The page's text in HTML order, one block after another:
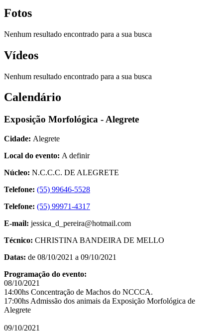
Fotos
Nenhum resultado encontrado para a sua busca
Vídeos
Nenhum resultado encontrado para a sua busca
Calendário
Exposição Morfológica - Alegrete
Cidade: Alegrete
Local do evento: A definir
Núcleo: N.C.C.C. DE ALEGRETE
Telefone: (55) 99646-5528
Telefone: (55) 99971-4317
E-mail: jessica_d_pereira@hotmail.com
Técnico: CHRISTINA BANDEIRA DE MELLO
Datas: de 08/10/2021 a 09/10/2021
Programação do evento:
08/10/2021
14:00hs Concentração de Machos do NCCCA.
17:00hs Admissão dos animais da Exposição Morfológica de
Alegrete
09/10/2021